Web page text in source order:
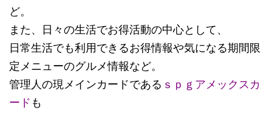
ど。
また、日々の生活でお得活動の中心として、
日常生活でも利用できるお得情報や気になる期間限
定メニューのグルメ情報など。
管理人の現メインカードである ｓｐｇアメックスカ
ード も